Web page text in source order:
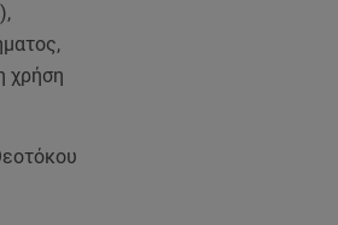
χρήση